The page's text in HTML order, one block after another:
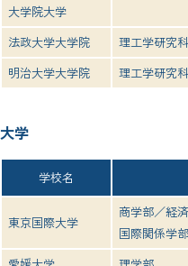
大学院大学
法政大学大学院
理工学研究
明治大学大学院
理工学研究
大学
学校名
東京国際大学
商学部／経
国際関係学部